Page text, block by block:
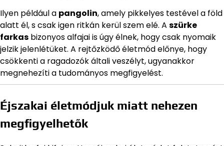
Ilyen például a pangolin, amely pikkelyes testével a föld
alatt él, s csak igen ritkán kerül szem elé. A szürke
farkas bizonyos alfajai is úgy élnek, hogy csak nyomaik
jelzik jelenlétüket. A rejtőzködő életmód előnye, hogy
csökkenti a ragadozók általi veszélyt, ugyanakkor
megnehezíti a tudományos megfigyelést.
Éjszakai életmódjuk miatt nehezen
megfigyelhetők